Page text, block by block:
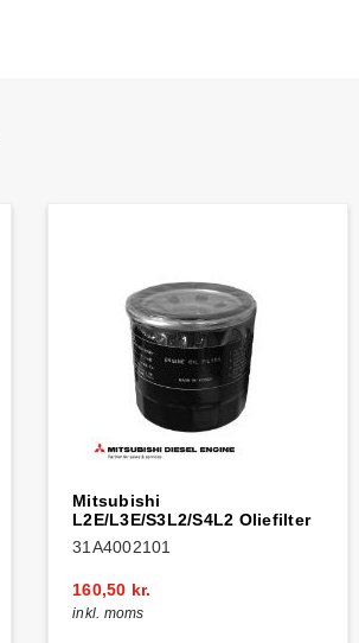
Mitsubishi
L2E/L3E/S3L2/S4L2 Oliefilter
31A4002101
160,50 kr.
inkl. moms